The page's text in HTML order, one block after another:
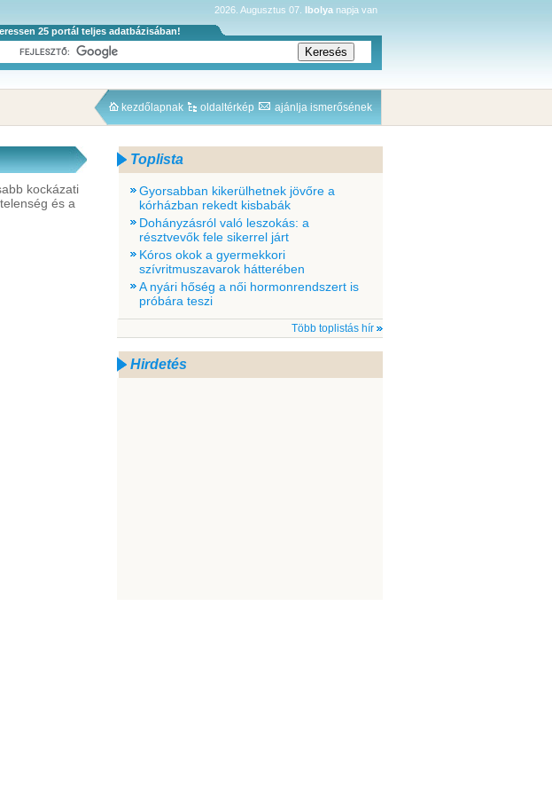
2026. Augusztus 07. Ibolya napja van
25 portál teljes adatbázisában!
kezdőlapnak oldaltérkép ajánlja ismerősének
kockázati
és a
Toplista
Gyorsabban kikerülhetnek jövőre a
kórházban rekedt kisbabák
Dohányzásról való leszokás: a
résztvevők fele sikerrel járt
Kóros okok a gyermekkori
szívritmuszavarok hátterében
A nyári hőség a női hormonrendszert is
próbára teszi
Több toplistás hír
Hirdetés